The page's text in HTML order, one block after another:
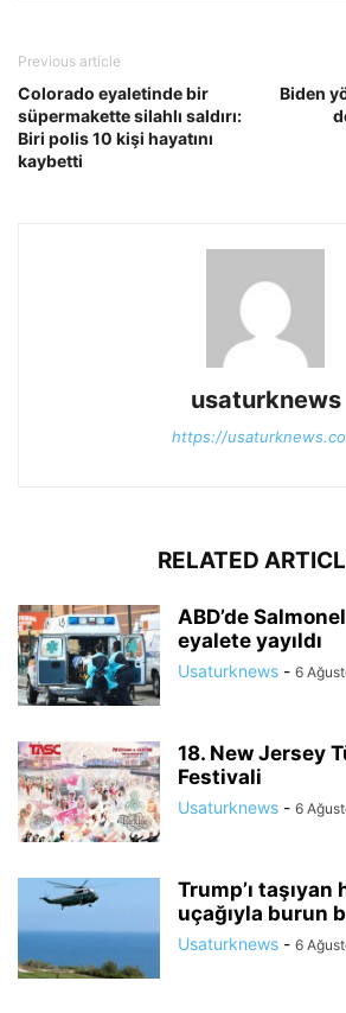
Previous article
Colorado eyaletinde bir
süpermakette silahlı saldırı:
Biri polis 10 kişi hayatını
kaybetti
Biden
usaturknews
https://
RELATED
ABD’de
eyalete yayıldı
Usaturknews - 6
18. New Jersey
Festivali
Usaturknews - 6
Trump’ı
uçağıyla burun
Usaturknews - 6